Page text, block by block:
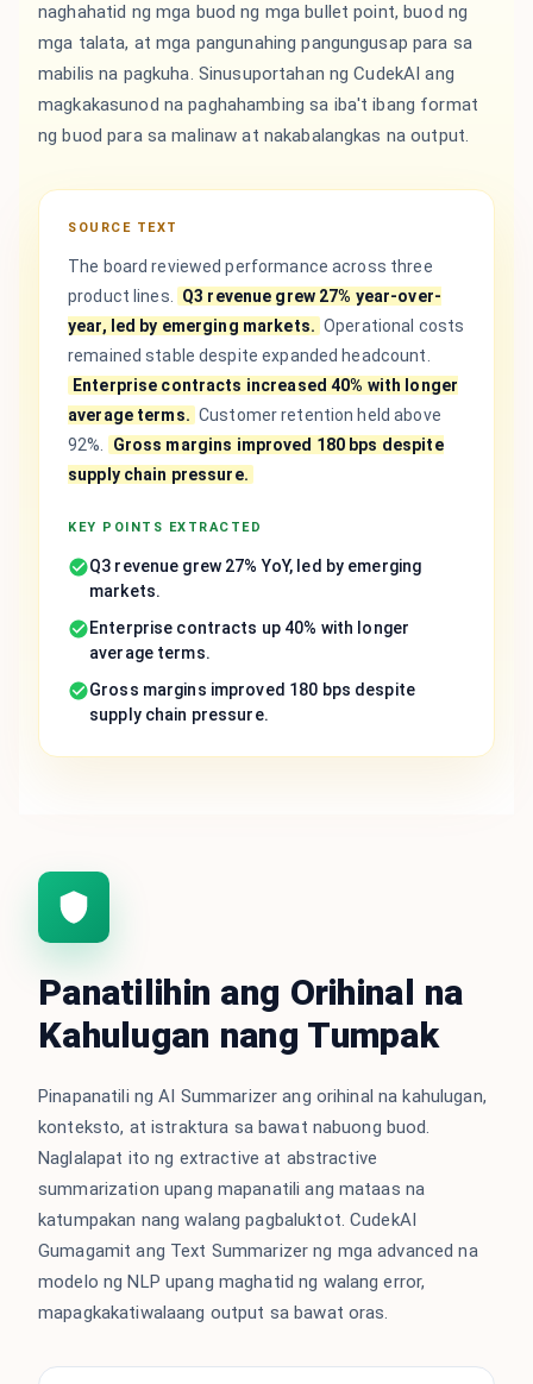
SOURCE TEXT
The board reviewed performance across three
product lines.
Q3 revenue grew 27% year-over-
year, led by emerging markets. Operational costs
remained stable despite expanded headcount.
Enterprise contracts increased 40% with longer
average terms. Customer retention held above
92%.
Gross margins improved 180 bps despite
supply chain pressure.
KEY POINTS EXTRACTED
Q3 revenue grew 27% YoY, led by emerging
markets.
Enterprise contracts up 40% with longer
average terms.
Gross margins improved 180 bps despite
supply chain pressure.
naghahatid ng mga buod ng mga bullet point, buod ng
mga talata, at mga pangunahing pangungusap para sa
mabilis na pagkuha. Sinusuportahan ng CudekAI ang
magkakasunod na paghahambing sa iba't ibang format
ng buod para sa malinaw at nakabalangkas na output.
Panatilihin ang Orihinal na
Kahulugan nang Tumpak
Pinapanatili ng AI Summarizer ang orihinal na kahulugan,
konteksto, at istraktura sa bawat nabuong buod.
Naglalapat ito ng extractive at abstractive
summarization upang mapanatili ang mataas na
katumpakan nang walang pagbaluktot. CudekAI
Gumagamit ang Text Summarizer ng mga advanced na
modelo ng NLP upang maghatid ng walang error,
mapagkakatiwalaang output sa bawat oras.